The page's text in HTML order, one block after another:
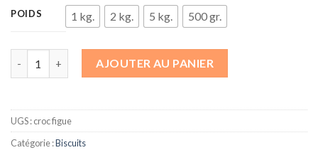
POIDS 1 kg. 2 kg. 5 kg. 500 gr.
quantité de Biscuit Croc figueAJOUTER AU PANIER
UGS :croc figue
Catégorie :Biscuits